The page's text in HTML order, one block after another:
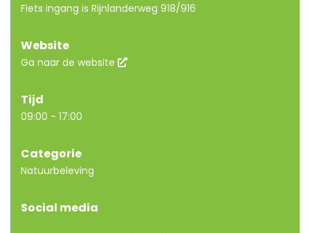
Fiets ingang is Rijnlanderweg 918/916
Website
Ga naar de website
Tijd
09:00 - 17:00
Categorie
Natuurbeleving
Social media